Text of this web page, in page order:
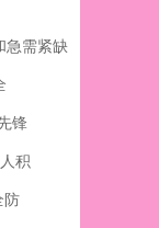
急需紧缺
锋
积
防